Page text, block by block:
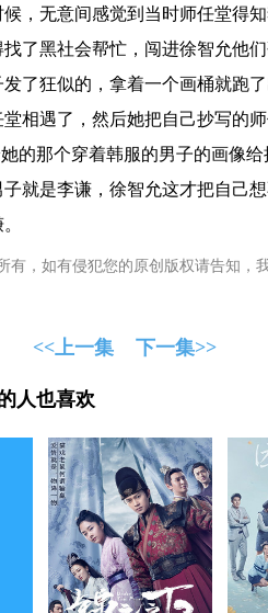
，无意间感觉到当时师任堂得
了黑社会帮忙，闯进徐智允他
了狂似的，拿着一个画桶就跑
相遇了，然后她把自己抄写的
的那个穿着韩服的男子的画像给
就是李谦，徐智允这才把自己
，如有侵犯您的原创版权请告知，
<<上一集 下一集>>
人也喜欢